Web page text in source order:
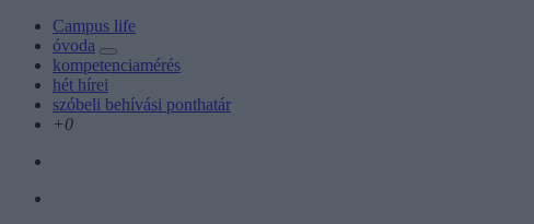
Campus life
óvoda
kompetenciamérés
hét hírei
szóbeli behívási ponthatár
+0